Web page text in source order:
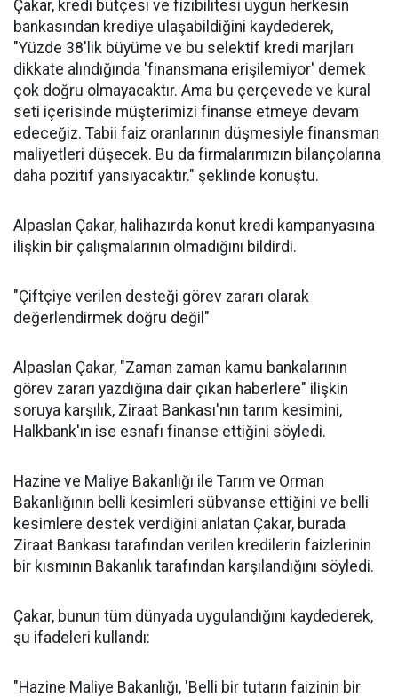
Çakar, kredi bütçesi ve fizibilitesi uygun herkesin
bankasından krediye ulaşabildiğini kaydederek,
"Yüzde 38'lik büyüme ve bu selektif kredi marjları
dikkate alındığında 'finansmana erişilemiyor' demek
çok doğru olmayacaktır. Ama bu çerçevede ve kural
seti içerisinde müşterimizi finanse etmeye devam
edeceğiz. Tabii faiz oranlarının düşmesiyle finansman
maliyetleri düşecek. Bu da firmalarımızın bilançolarına
daha pozitif yansıyacaktır." şeklinde konuştu.
Alpaslan Çakar, halihazırda konut kredi kampanyasına
ilişkin bir çalışmalarının olmadığını bildirdi.
"Çiftçiye verilen desteği görev zararı olarak
değerlendirmek doğru değil"
Alpaslan Çakar, "Zaman zaman kamu bankalarının
görev zararı yazdığına dair çıkan haberlere" ilişkin
soruya karşılık, Ziraat Bankası'nın tarım kesimini,
Halkbank'ın ise esnafı finanse ettiğini söyledi.
Hazine ve Maliye Bakanlığı ile Tarım ve Orman
Bakanlığının belli kesimleri sübvanse ettiğini ve belli
kesimlere destek verdiğini anlatan Çakar, burada
Ziraat Bankası tarafından verilen kredilerin faizlerinin
bir kısmının Bakanlık tarafından karşılandığını söyledi.
Çakar, bunun tüm dünyada uygulandığını kaydederek,
şu ifadeleri kullandı:
"Hazine Maliye Bakanlığı, 'Belli bir tutarın faizinin bir